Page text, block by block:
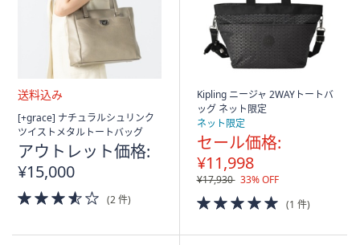
送
料
込
み
[+grace] ナチュラルシュリンク
ツイストメタルトートバッグ
アウトレット価格:
¥15,000
3.5
of
Stars
(2 件)
Kipling ニージャ 2WAYトートバ
ッグ ネット限定
ネット限定
セール価格:
¥11,998
¥17,930 33% OFF
5.0
of
(1 件)